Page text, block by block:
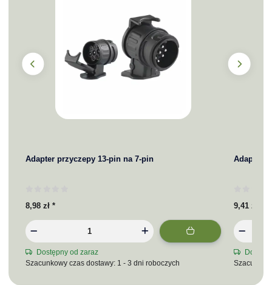
Adapter przyczepy 13-pin na 7-pin
8,98 zł *
Dostępny od zaraz
Szacunkowy czas dostawy: 1 - 3 dni roboczych
Adapter
9,41 zł